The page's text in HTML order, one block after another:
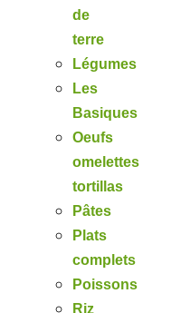
de
terre
Légumes
Les
Basiques
Oeufs
omelettes
tortillas
Pâtes
Plats
complets
Poissons
Riz